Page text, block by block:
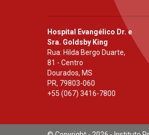
Hospital Evangélico Dr. e
Sra. Goldsby King
Rua: Hilda Bergo Duarte,
81 - Centro
Dourados, MS
PR, 79803-060
+55 (067) 3416-7800